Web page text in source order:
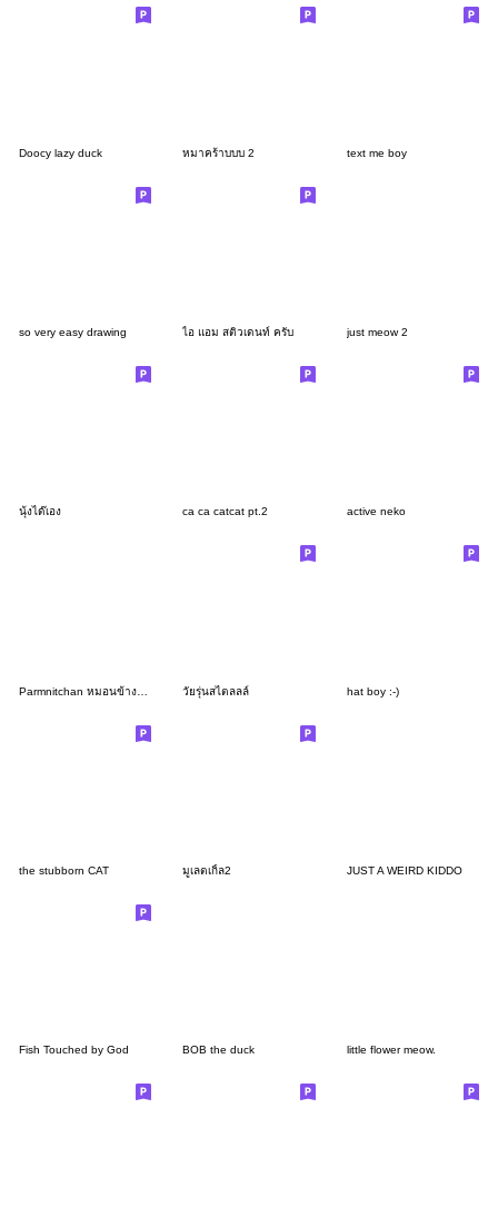
Doocy lazy duck หมาคร้าบบบ 2 text me boy
so very easy drawing ไอ แอม สติวเดนท์ ครับ just meow 2
นุ้งได๊เอง ca ca catcat pt.2 active neko
วัยรุ่นสไตลลล์ hat boy :-)
the stubborn CAT มูเลตเกิ้ล2 JUST A WEIRD KIDDO
Fish Touched by God BOB the duck little flower meow.